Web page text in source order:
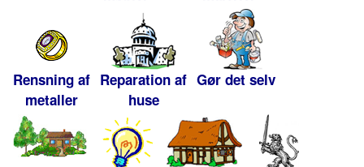
Rensning af
metaller
Reparation af
huse
Gør det selv